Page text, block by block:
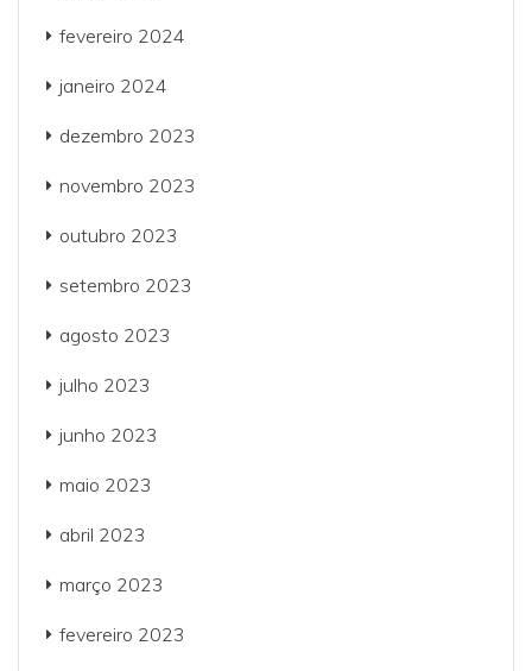
fevereiro 2024
janeiro 2024
dezembro 2023
novembro 2023
outubro 2023
setembro 2023
agosto 2023
julho 2023
junho 2023
maio 2023
abril 2023
março 2023
fevereiro 2023